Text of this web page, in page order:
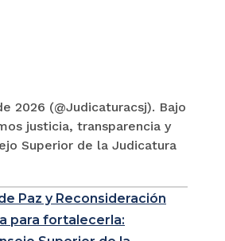
2026 (@Judicaturacsj). Bajo
justicia, transparencia y
Superior de la Judicatura
Paz y Reconsideración
para fortalecerla: